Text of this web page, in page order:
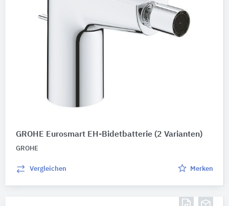
GROHE Eurosmart EH-Bidetbatterie (2 Varianten)
GROHE
Vergleichen Merken